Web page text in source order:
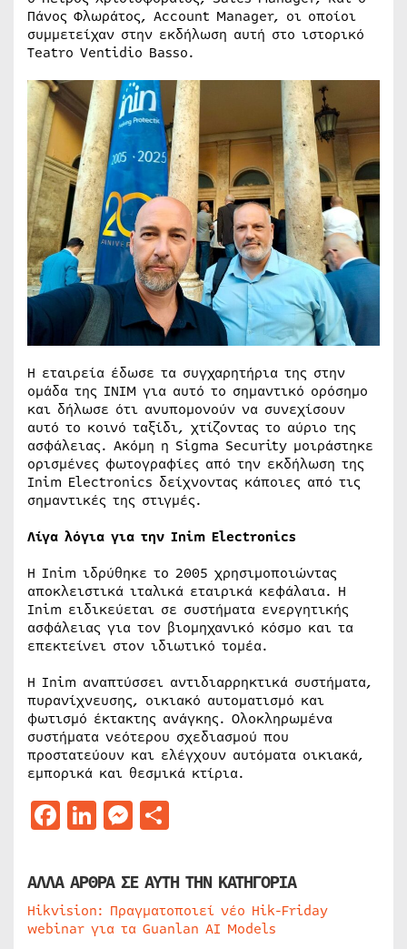
Πάνος Φλωράτος, Account Manager, οι οποίοι
συμμετείχαν στην εκδήλωση αυτή στο ιστορικό
Teatro Ventidio Basso.
Η εταιρεία έδωσε τα συγχαρητήρια της στην
ομάδα της INIM για αυτό το σημαντικό ορόσημο
και δήλωσε ότι ανυπομονούν να συνεχίσουν
αυτό το κοινό ταξίδι, χτίζοντας το αύριο της
ασφάλειας. Ακόμη η Sigma Security μοιράστηκε
ορισμένες φωτογραφίες από την εκδήλωση της
Inim Electronics δείχνοντας κάποιες από τις
σημαντικές της στιγμές.
Λίγα λόγια για την Inim Electronics
Η Inim ιδρύθηκε το 2005 χρησιμοποιώντας
αποκλειστικά ιταλικά εταιρικά κεφάλαια. Η
Inim ειδικεύεται σε συστήματα ενεργητικής
ασφάλειας για τον βιομηχανικό κόσμο και τα
επεκτείνει στον ιδιωτικό τομέα.
Η Inim αναπτύσσει αντιδιαρρηκτικά συστήματα,
πυρανίχνευσης, οικιακό αυτοματισμό και
φωτισμό έκτακτης ανάγκης. Ολοκληρωμένα
συστήματα νεότερου σχεδιασμού που
προστατεύουν και ελέγχουν αυτόματα οικιακά,
εμπορικά και θεσμικά κτίρια.
Facebook
LinkedIn
Messenger
ΑΛΛΑ ΑΡΘΡΑ ΣΕ ΑΥΤΗ ΤΗΝ ΚΑΤΗΓΟΡΙΑ
Hikvision: Πραγματοποιεί νέο Hik-Friday
webinar για τα Guanlan AI Models